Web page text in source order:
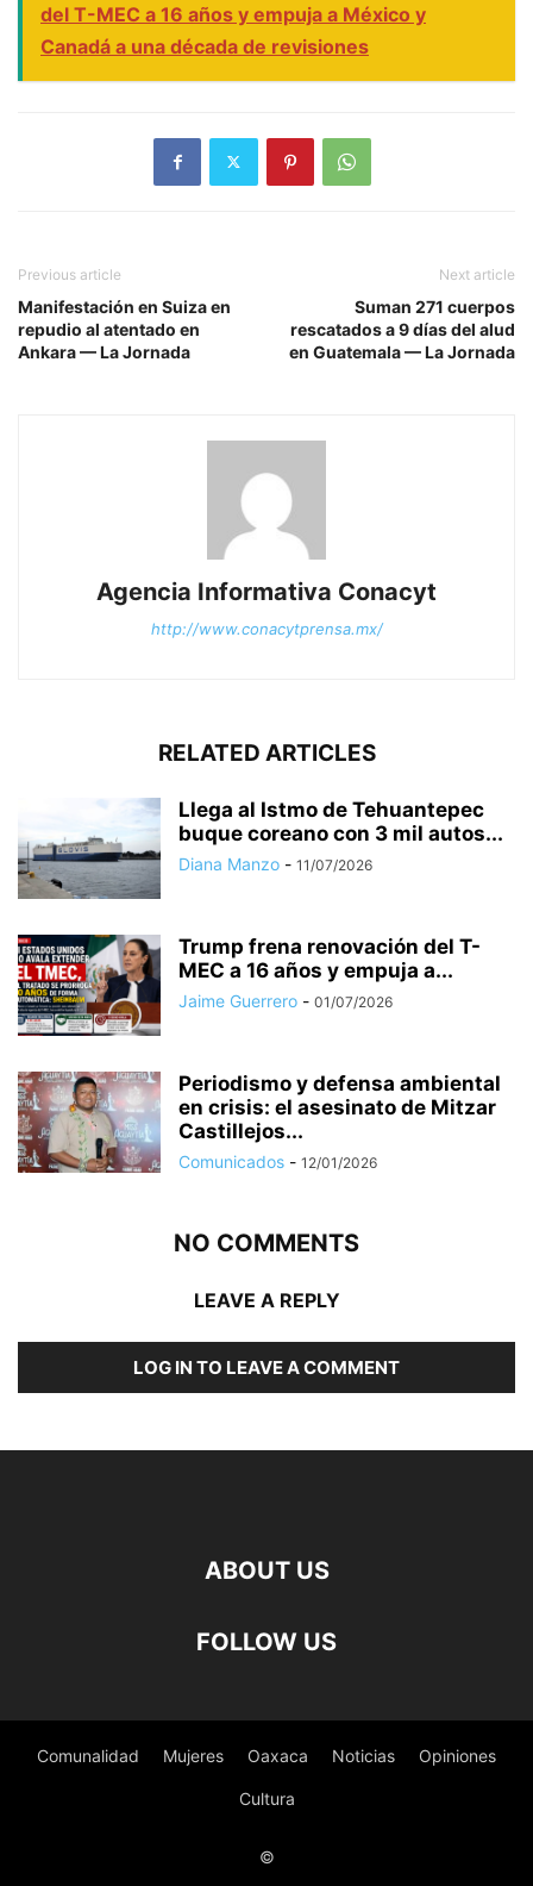
del T-MEC a 16 años y empuja a México y
Canadá a una década de revisiones
Previous article
Manifestación en Suiza en
repudio al atentado en
Ankara — La Jornada
Next article
Suman 271 cuerpos
rescatados a 9 días del alud
en Guatemala — La Jornada
Agencia Informativa Conacyt
http://www.conacytprensa.mx/
RELATED ARTICLES
Llega al Istmo de Tehuantepec
buque coreano con 3 mil autos...
Diana Manzo - 11/07/2026
Trump frena renovación del T-
MEC a 16 años y empuja a...
Jaime Guerrero - 01/07/2026
Periodismo y defensa ambiental
en crisis: el asesinato de Mitzar
Castillejos...
Comunicados - 12/01/2026
NO COMMENTS
LEAVE A REPLY
LOG IN TO LEAVE A COMMENT
ABOUT US
FOLLOW US
Comunalidad Mujeres Oaxaca Noticias Opiniones
Cultura
©